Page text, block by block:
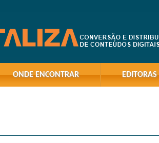
ONDE ENCONTRAR EDITORAS